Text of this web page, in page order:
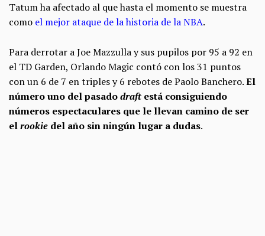
Tatum ha afectado al que hasta el momento se muestra
como el mejor ataque de la historia de la NBA.
Para derrotar a Joe Mazzulla y sus pupilos por 95 a 92 en
el TD Garden, Orlando Magic contó con los 31 puntos
con un 6 de 7 en triples y 6 rebotes de Paolo Banchero.El
número uno del pasadodraftestá consiguiendo
números espectaculares que le llevan camino de ser
elrookie del año sin ningún lugar a dudas.